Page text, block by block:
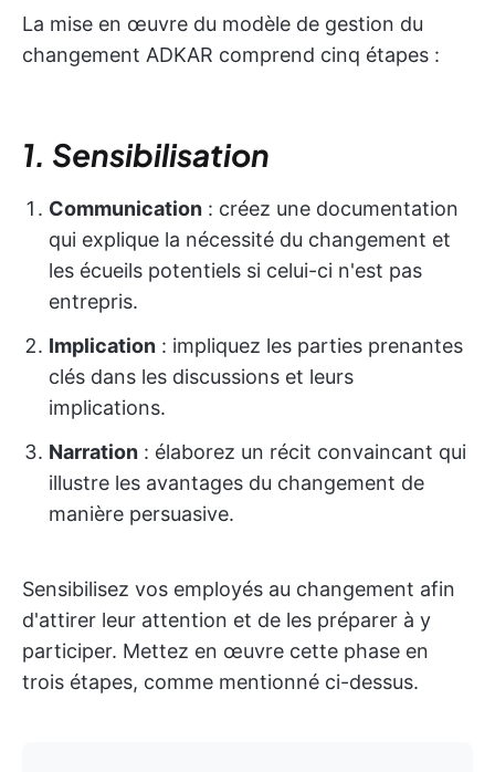
La mise en œuvre du modèle de gestion du
changement ADKAR comprend cinq étapes :
1. Sensibilisation
Communication : créez une documentation
qui explique la nécessité du changement et
les écueils potentiels si celui-ci n'est pas
entrepris.
Implication : impliquez les parties prenantes
clés dans les discussions et leurs
implications.
Narration : élaborez un récit convaincant qui
illustre les avantages du changement de
manière persuasive.
Sensibilisez vos employés au changement afin
d'attirer leur attention et de les préparer à y
participer. Mettez en œuvre cette phase en
trois étapes, comme mentionné ci-dessus.